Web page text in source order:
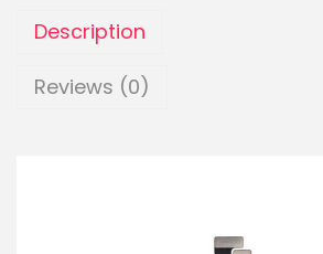
Description
Reviews (0)